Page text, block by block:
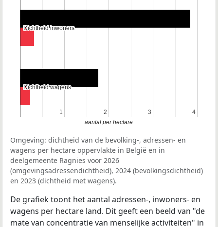
1
1 2
2 3
3 4
4
Dichtheid inwoners
Dichtheid inwoners
Dichtheid wagens
Dichtheid wagens
aantal per hectare
Omgeving: dichtheid van de bevolking-, adressen- en
wagens per hectare oppervlakte in België en in
deelgemeente Ragnies voor 2026
(omgevingsadressendichtheid), 2024 (bevolkingsdichtheid)
en 2023 (dichtheid met wagens).
De grafiek toont het aantal adressen-, inwoners- en
wagens per hectare land. Dit geeft een beeld van "de
mate van concentratie van menselijke activiteiten" in